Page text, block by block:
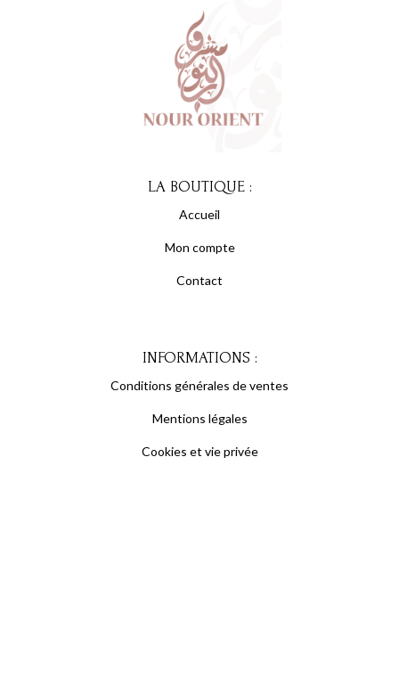
LA BOUTIQUE :
Accueil
Mon compte
Contact
INFORMATIONS :
Conditions générales de ventes
Mentions légales
Cookies et vie privée